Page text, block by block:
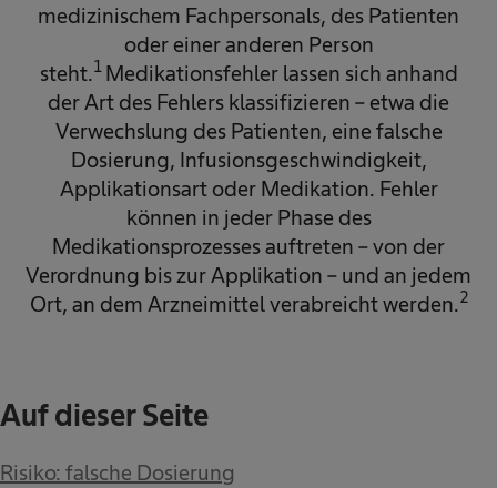
medizinischem Fachpersonals, des Patienten
oder einer anderen Person
steht.1 Medikationsfehler lassen sich anhand
der Art des Fehlers klassifizieren – etwa die
Verwechslung des Patienten, eine falsche
Dosierung, Infusionsgeschwindigkeit,
Applikationsart oder Medikation. Fehler
können in jeder Phase des
Medikationsprozesses auftreten – von der
Verordnung bis zur Applikation – und an jedem
Ort, an dem Arzneimittel verabreicht werden.2
Auf dieser Seite
Risiko: falsche Dosierung